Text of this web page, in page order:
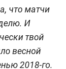
что матчи
И
твой
весной
2018-го.